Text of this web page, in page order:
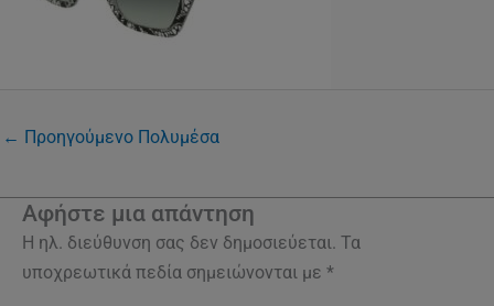
← Προηγούμενο Πολυμέσα
Αφήστε μια απάντηση
Η ηλ. διεύθυνση σας δεν δημοσιεύεται. Τα
υποχρεωτικά πεδία σημειώνονται με *